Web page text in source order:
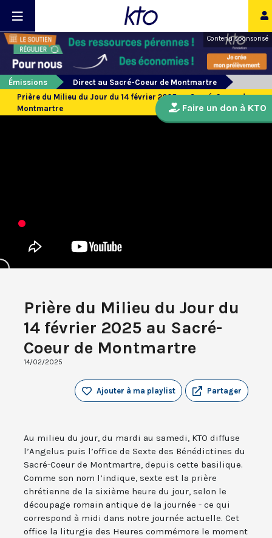
Contenu sponsorisé
Émissions
Direct au Sacré-Coeur de Montmartre
Prière du Milieu du Jour du 14 février 2025 au Sacré-Coeur de
Montmartre
Prière du Milieu du Jour du
14 février 2025 au Sacré-
Coeur de Montmartre
14/02/2025
Partager
Ajouter à ma playlist
Au milieu du jour, du mardi au samedi, KTO diffuse
l’Angelus puis l’office de Sexte des Bénédictines du
Sacré-Coeur de Montmartre, depuis cette basilique.
Comme son nom l’indique, sexte est la prière
chrétienne de la sixième heure du jour, selon le
découpage romain antique de la journée - ce qui
correspond à midi dans notre journée actuelle. Cet
office la liturgie des Heures commémore le moment
Faire un don à KTO